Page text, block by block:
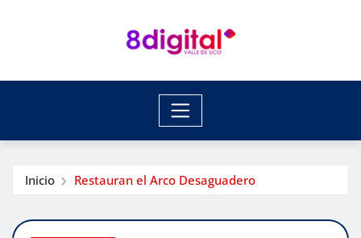
Inicio Restauran el Arco Desaguadero